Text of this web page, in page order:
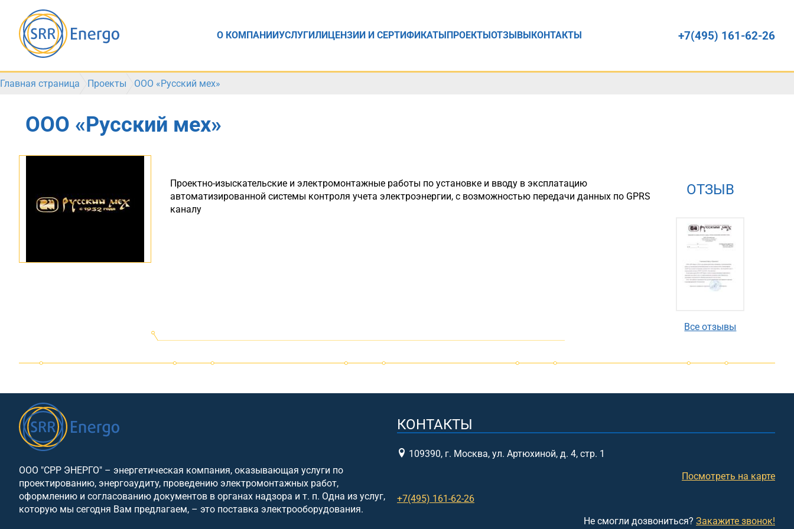
О КОМПАНИИУСЛУГИЛИЦЕНЗИИ И СЕРТИФИКАТЫПРОЕКТЫОТЗЫВЫКОНТАКТЫ +7(495) 161-62-26
Главная страница Проекты ООО «Русский мех»
ООО «Русский мех»
Проектно-изыскательские и электромонтажные работы по установке и вводу в эксплатацию
автоматизированной системы контроля учета электроэнергии, с возможностью передачи данных по GPRS
каналу
ОТЗЫВ
Все отзывы
ООО "СРР ЭНЕРГО" – энергетическая компания, оказывающая услуги по
проектированию, энергоаудиту, проведению электромонтажных работ,
оформлению и согласованию документов в органах надзора и т. п. Одна из услуг,
которую мы сегодня Вам предлагаем, – это поставка электрооборудования.
КОНТАКТЫ
109390, г. Москва, ул. Артюхиной, д. 4, стр. 1
Посмотреть на карте
+7(495) 161-62-26
Не смогли дозвониться? Закажите звонок!